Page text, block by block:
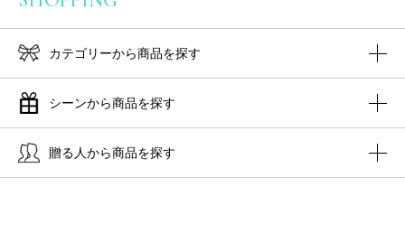
カテゴリーから商品を探す
シーンから商品を探す
贈る人から商品を探す